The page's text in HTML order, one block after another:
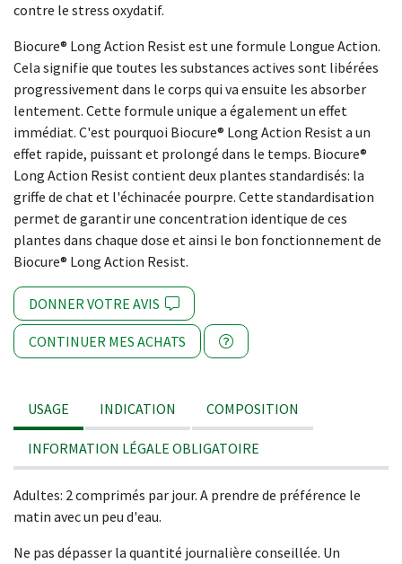
contre le stress oxydatif.
Biocure® Long Action Resist est une formule Longue Action.
Cela signifie que toutes les substances actives sont libérées
progressivement dans le corps qui va ensuite les absorber
lentement. Cette formule unique a également un effet
immédiat. C'est pourquoi Biocure® Long Action Resist a un
effet rapide, puissant et prolongé dans le temps. Biocure®
Long Action Resist contient deux plantes standardisés: la
griffe de chat et l'échinacée pourpre. Cette standardisation
permet de garantir une concentration identique de ces
plantes dans chaque dose et ainsi le bon fonctionnement de
Biocure® Long Action Resist.
DONNER VOTRE AVIS
CONTINUER MES ACHATS
USAGE INDICATION COMPOSITION
INFORMATION LÉGALE OBLIGATOIRE
Adultes: 2 comprimés par jour. A prendre de préférence le
matin avec un peu d'eau.
Ne pas dépasser la quantité journalière conseillée. Un